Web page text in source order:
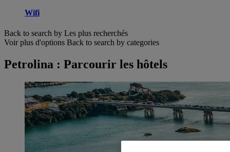
Wifi
Back to search by Les plus recherchés
Voir plus d'options Back to search by categories
Petrolina : Parcourir les hôtels